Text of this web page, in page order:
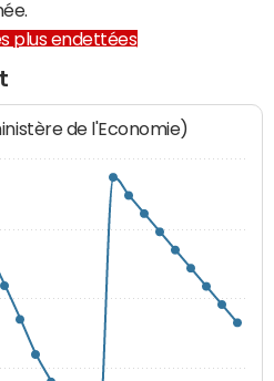
plus endettées
de l'Economie)